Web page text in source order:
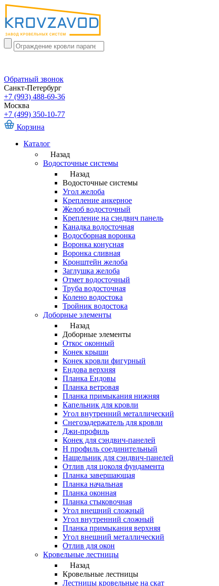
Обратный звонок
Санкт-Петербург
+7 (993) 488-69-36
Москва
+7 (499) 350-10-77
Корзина
Каталог
Назад
Водосточные системы
Назад
Водосточные системы
Угол желоба
Крепление анкерное
Желоб водосточный
Крепление на сэндвич панель
Канадка водосточная
Водосборная воронка
Воронка конусная
Воронка сливная
Кронштейн желоба
Заглушка желоба
Отмет водосточный
Труба водосточная
Колено водостока
Тройник водостока
Доборные элементы
Назад
Доборные элементы
Откос оконный
Конек крыши
Конек кровли фигурный
Ендова верхняя
Планка Ендовы
Планка ветровая
Планка примыкания нижняя
Капельник для кровли
Угол внутренний металлический
Снегозадержатель для кровли
Джи-профиль
Конек для сэндвич-панелей
Н профиль соединительный
Нащельник для сэндвич-панелей
Отлив для цоколя фундамента
Планка завершающая
Планка начальная
Планка оконная
Планка стыковочная
Угол внешний сложный
Угол внутренний сложный
Планка примыкания верхняя
Угол внешний металлический
Отлив для окон
Кровельные лестницы
Назад
Кровельные лестницы
Лестницы кровельные на скат